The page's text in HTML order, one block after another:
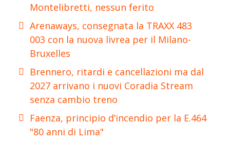
Montelibretti, nessun ferito
Arenaways, consegnata la TRAXX 483
003 con la nuova livrea per il Milano-
Bruxelles
Brennero, ritardi e cancellazioni ma dal
2027 arrivano i nuovi Coradia Stream
senza cambio treno
Faenza, principio d’incendio per la E.464
"80 anni di Lima"